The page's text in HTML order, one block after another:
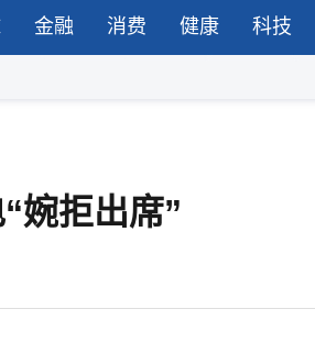
金融 消费 健康 科技
婉拒出席”